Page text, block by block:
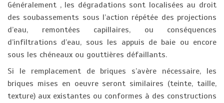
Généralement , les dégradations sont localisées au droit
des soubassements sous l’action répétée des projections
d’eau, remontées capillaires, ou conséquences
d’infiltrations d’eau, sous les appuis de baie ou encore
sous les chéneaux ou gouttières défaillants.
Si le remplacement de briques s’avère nécessaire, les
briques mises en oeuvre seront similaires (teinte, taille,
texture) aux existantes ou conformes à des constructions